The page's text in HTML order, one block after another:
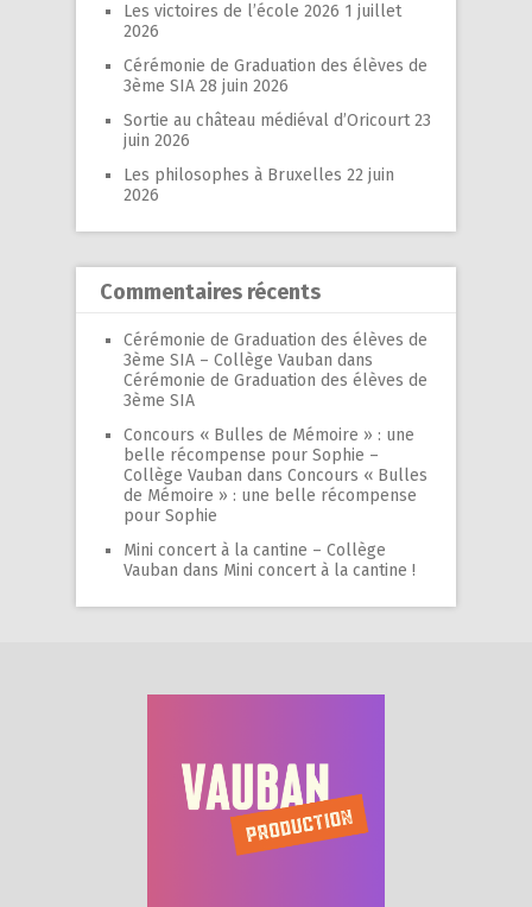
Les victoires de l’école 2026 1 juillet
2026
Cérémonie de Graduation des élèves de
3ème SIA 28 juin 2026
Sortie au château médiéval d’Oricourt 23
juin 2026
Les philosophes à Bruxelles 22 juin
2026
Commentaires récents
Cérémonie de Graduation des élèves de
3ème SIA – Collège Vauban dans
Cérémonie de Graduation des élèves de
3ème SIA
Concours « Bulles de Mémoire » : une
belle récompense pour Sophie –
Collège Vauban dans Concours « Bulles
de Mémoire » : une belle récompense
pour Sophie
Mini concert à la cantine – Collège
Vauban dans Mini concert à la cantine !